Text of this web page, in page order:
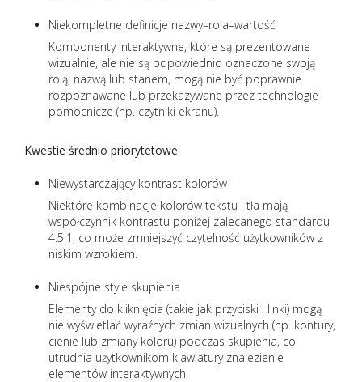
Niekompletne definicje nazwy–rola–wartość
Komponenty interaktywne, które są prezentowane
wizualnie, ale nie są odpowiednio oznaczone swoją
rolą, nazwą lub stanem, mogą nie być poprawnie
rozpoznawane lub przekazywane przez technologie
pomocnicze (np. czytniki ekranu).
Kwestie średnio priorytetowe
Niewystarczający kontrast kolorów
Niektóre kombinacje kolorów tekstu i tła mają
współczynnik kontrastu poniżej zalecanego standardu
4.5:1, co może zmniejszyć czytelność użytkowników z
niskim wzrokiem.
Niespójne style skupienia
Elementy do kliknięcia (takie jak przyciski i linki) mogą
nie wyświetlać wyraźnych zmian wizualnych (np. kontury,
cienie lub zmiany koloru) podczas skupienia, co
utrudnia użytkownikom klawiatury znalezienie
elementów interaktywnych.